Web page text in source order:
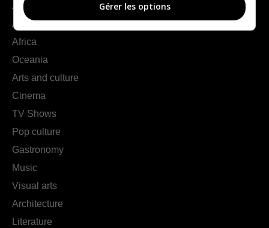
Americas
Asia
Africa
Oceania
Arts and culture
Cinema
TV Shows
Pop culture
Gastronomy
Music
Visual arts
Architecture
Literature
Gérer les options